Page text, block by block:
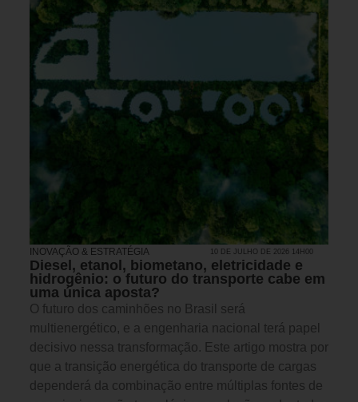
INOVAÇÃO & ESTRATÉGIA 10 DE JULHO DE 2026 14H00
Diesel, etanol, biometano, eletricidade e
hidrogênio: o futuro do transporte cabe em
uma única aposta?
O futuro dos caminhões no Brasil será
multienergético, e a engenharia nacional terá papel
decisivo nessa transformação. Este artigo mostra por
que a transição energética do transporte de cargas
dependerá da combinação entre múltiplas fontes de